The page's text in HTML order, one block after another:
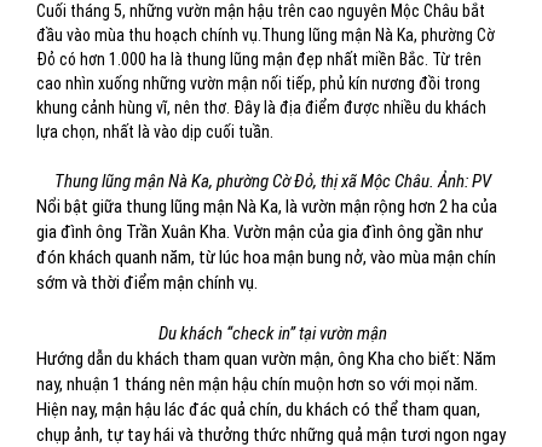
Cuối tháng 5, những vườn mận hậu trên cao nguyên Mộc Châu bắt
đầu vào mùa thu hoạch chính vụ.Thung lũng mận Nà Ka, phường Cờ
Đỏ có hơn 1.000 ha là thung lũng mận đẹp nhất miền Bắc. Từ trên
cao nhìn xuống những vườn mận nối tiếp, phủ kín nương đồi trong
khung cảnh hùng vĩ, nên thơ. Đây là địa điểm được nhiều du khách
lựa chọn, nhất là vào dịp cuối tuần.
Thung lũng mận Nà Ka, phường Cờ Đỏ, thị xã Mộc Châu. Ảnh: PV
Nổi bật giữa thung lũng mận Nà Ka, là vườn mận rộng hơn 2 ha của
gia đình ông Trần Xuân Kha. Vườn mận của gia đình ông gần như
đón khách quanh năm, từ lúc hoa mận bung nở, vào mùa mận chín
sớm và thời điểm mận chính vụ.
Du khách “check in” tại vườn mận
Hướng dẫn du khách tham quan vườn mận, ông Kha cho biết: Năm
nay, nhuận 1 tháng nên mận hậu chín muộn hơn so với mọi năm.
Hiện nay, mận hậu lác đác quả chín, du khách có thể tham quan,
chụp ảnh, tự tay hái và thưởng thức những quả mận tươi ngon ngay